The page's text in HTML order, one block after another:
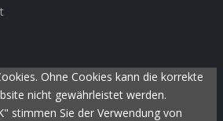
Ohne Cookies kann die korrekte
nicht gewährleistet werden.
stimmen Sie der Verwendung von